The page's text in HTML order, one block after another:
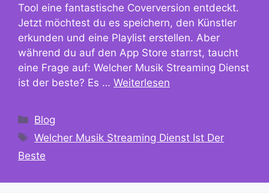
Tool eine fantastische Coverversion entdeckt.
Jetzt möchtest du es speichern, den Künstler
erkunden und eine Playlist erstellen. Aber
während du auf den App Store starrst, taucht
eine Frage auf: Welcher Musik Streaming Dienst
ist der beste? Es … Weiterlesen
Kategorien
Blog
Schlagwörter
Welcher Musik Streaming Dienst Ist Der
Beste